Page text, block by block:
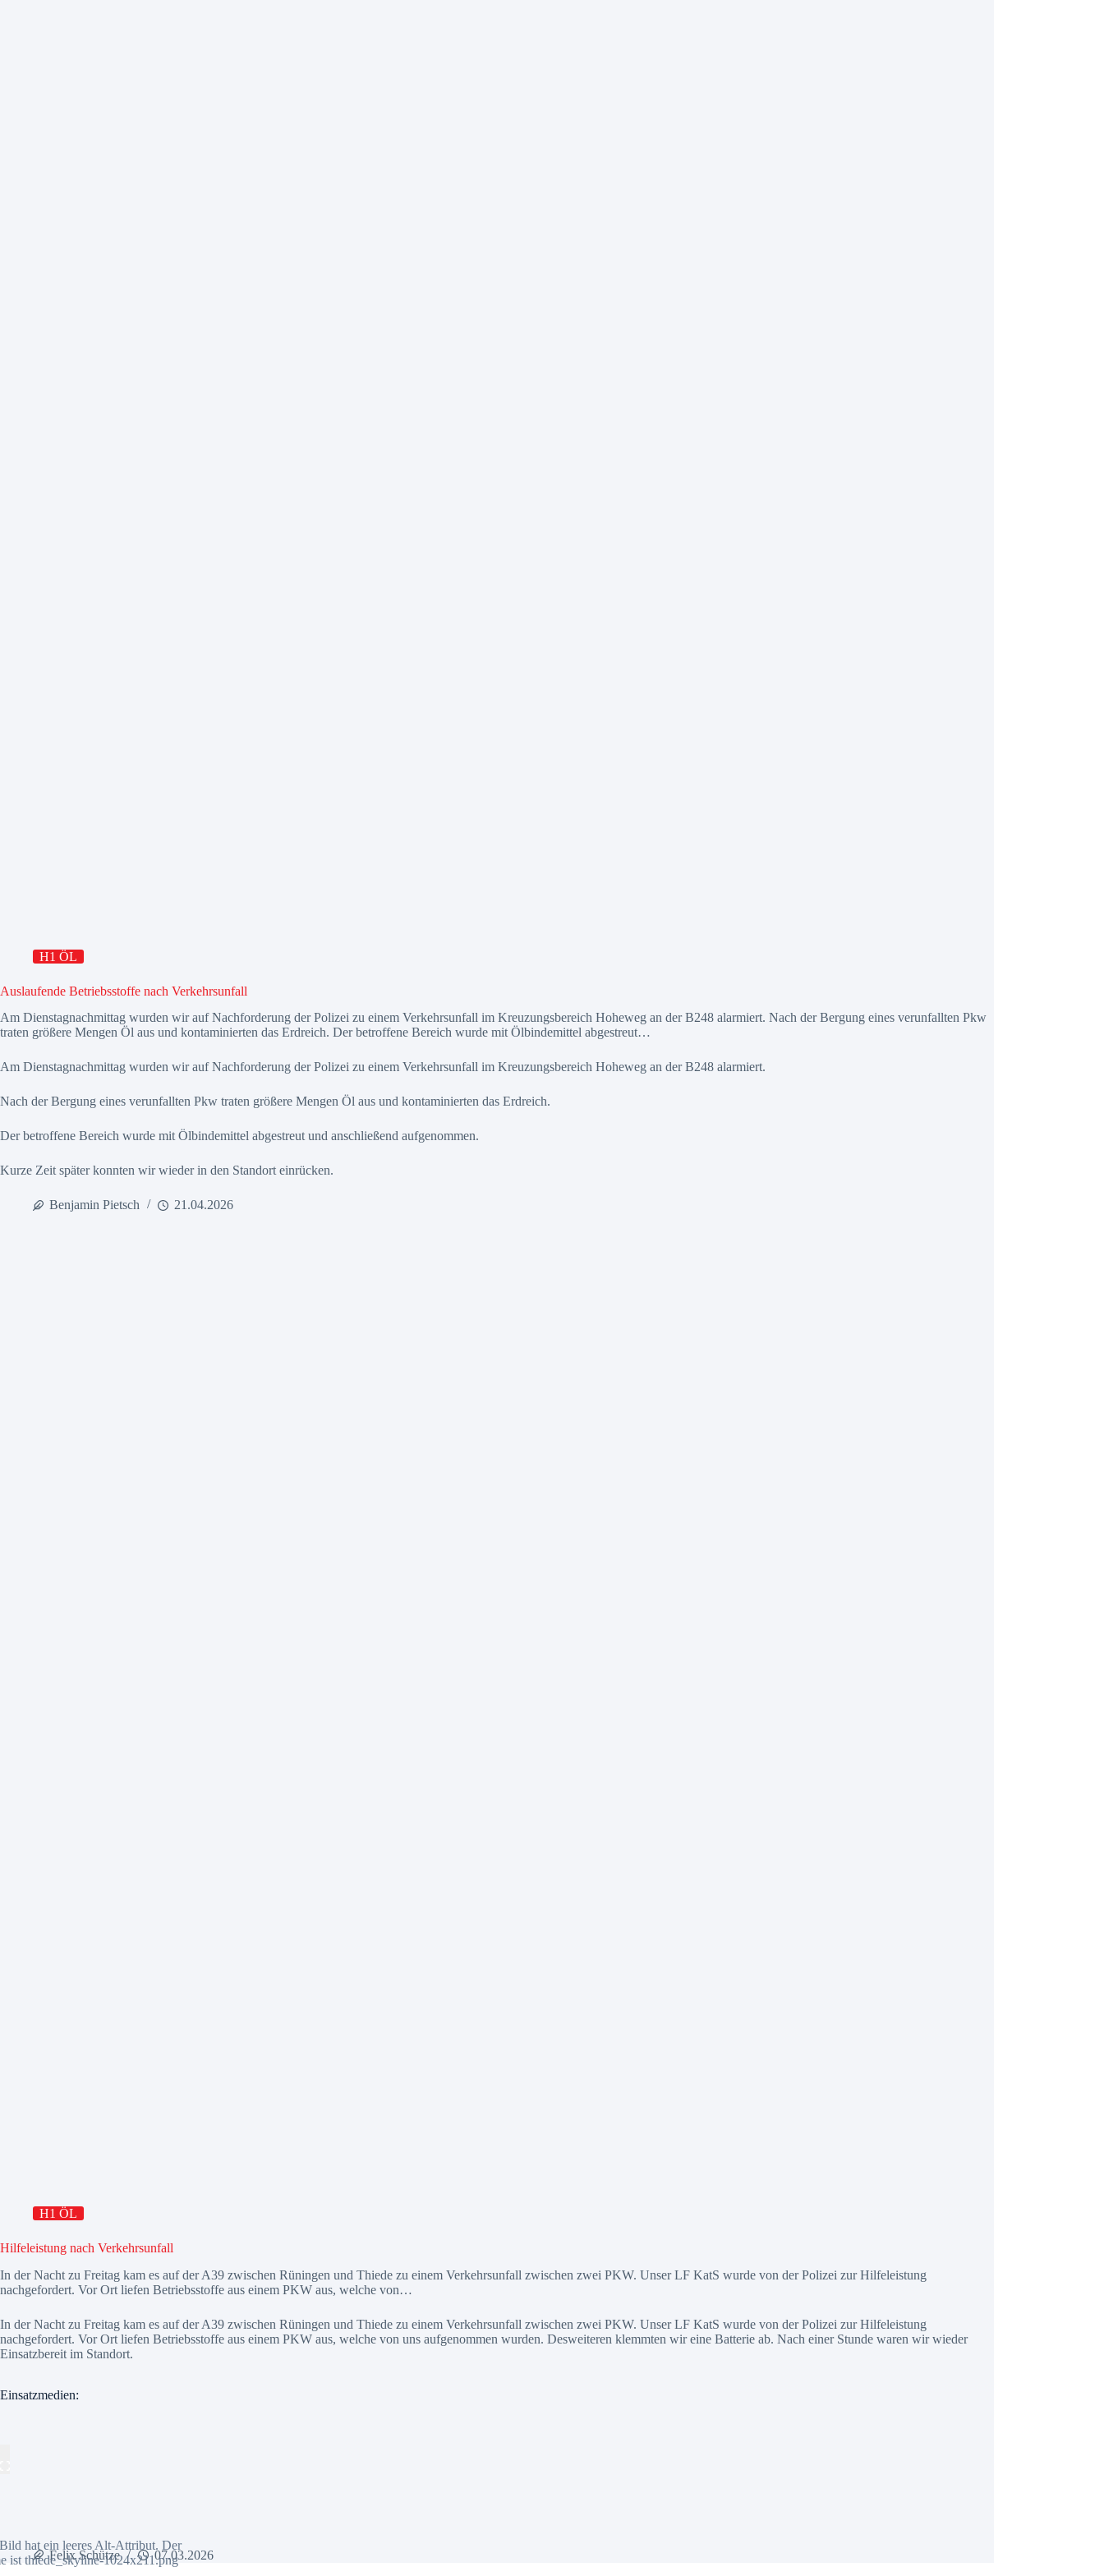
H1 ÖL
Auslaufende Betriebsstoffe nach Verkehrsunfall
Am Dienstagnachmittag wurden wir auf Nachforderung der Polizei zu einem Verkehrsunfall im Kreuzungsbereich Hoheweg an der B248 alarmiert. Nach der Bergung eines verunfallten Pkw
traten größere Mengen Öl aus und kontaminierten das Erdreich. Der betroffene Bereich wurde mit Ölbindemittel abgestreut…
Am Dienstagnachmittag wurden wir auf Nachforderung der Polizei zu einem Verkehrsunfall im Kreuzungsbereich Hoheweg an der B248 alarmiert.
Nach der Bergung eines verunfallten Pkw traten größere Mengen Öl aus und kontaminierten das Erdreich.
Der betroffene Bereich wurde mit Ölbindemittel abgestreut und anschließend aufgenommen.
Kurze Zeit später konnten wir wieder in den Standort einrücken.
Benjamin Pietsch 21.04.2026
H1 ÖL
Hilfeleistung nach Verkehrsunfall
In der Nacht zu Freitag kam es auf der A39 zwischen Rüningen und Thiede zu einem Verkehrsunfall zwischen zwei PKW. Unser LF KatS wurde von der Polizei zur Hilfeleistung
nachgefordert. Vor Ort liefen Betriebsstoffe aus einem PKW aus, welche von…
In der Nacht zu Freitag kam es auf der A39 zwischen Rüningen und Thiede zu einem Verkehrsunfall zwischen zwei PKW. Unser LF KatS wurde von der Polizei zur Hilfeleistung
nachgefordert. Vor Ort liefen Betriebsstoffe aus einem PKW aus, welche von uns aufgenommen wurden. Desweiteren klemmten wir eine Batterie ab. Nach einer Stunde waren wir wieder
Einsatzbereit im Standort.
Einsatzmedien:
Felix Schütze 07.03.2026